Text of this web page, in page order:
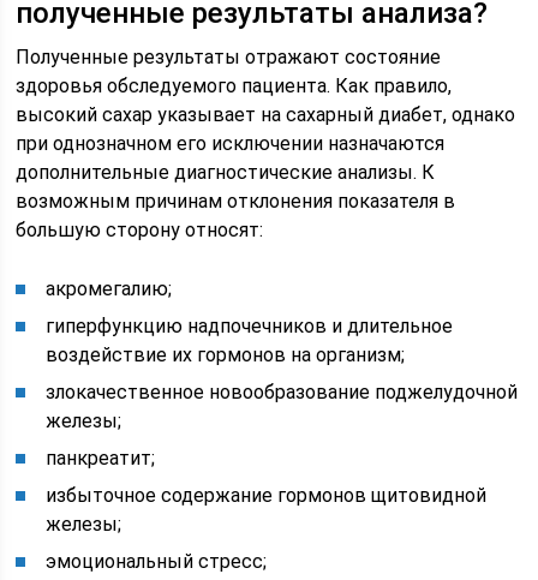
полученные результаты анализа?
Полученные результаты отражают состояние
здоровья обследуемого пациента. Как правило,
высокий сахар указывает на сахарный диабет, однако
при однозначном его исключении назначаются
дополнительные диагностические анализы. К
возможным причинам отклонения показателя в
большую сторону относят:
акромегалию;
гиперфункцию надпочечников и длительное
воздействие их гормонов на организм;
злокачественное новообразование поджелудочной
железы;
панкреатит;
избыточное содержание гормонов щитовидной
железы;
эмоциональный стресс;